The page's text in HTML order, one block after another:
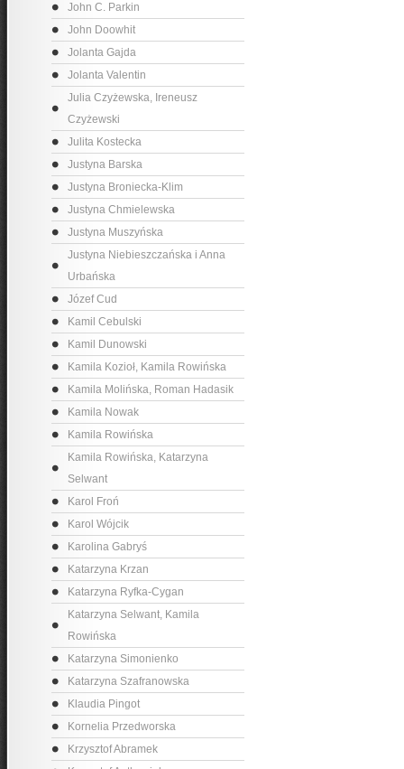
John C. Parkin
John Doowhit
Jolanta Gajda
Jolanta Valentin
Julia Czyżewska, Ireneusz
Czyżewski
Julita Kostecka
Justyna Barska
Justyna Broniecka-Klim
Justyna Chmielewska
Justyna Muszyńska
Justyna Niebieszczańska i Anna
Urbańska
Józef Cud
Kamil Cebulski
Kamil Dunowski
Kamila Kozioł, Kamila Rowińska
Kamila Molińska, Roman Hadasik
Kamila Nowak
Kamila Rowińska
Kamila Rowińska, Katarzyna
Selwant
Karol Froń
Karol Wójcik
Karolina Gabryś
Katarzyna Krzan
Katarzyna Ryfka-Cygan
Katarzyna Selwant, Kamila
Rowińska
Katarzyna Simonienko
Katarzyna Szafranowska
Klaudia Pingot
Kornelia Przedworska
Krzysztof Abramek